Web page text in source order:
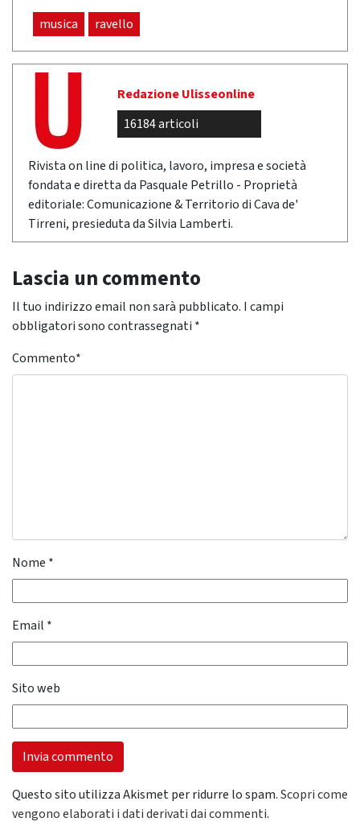
musica ravello
Redazione Ulisseonline
16184 articoli
Rivista on line di politica, lavoro, impresa e società
fondata e diretta da Pasquale Petrillo - Proprietà
editoriale: Comunicazione & Territorio di Cava de'
Tirreni, presieduta da Silvia Lamberti.
Lascia un commento
Il tuo indirizzo email non sarà pubblicato. I campi
obbligatori sono contrassegnati *
Commento*
Nome *
Email *
Sito web
Questo sito utilizza Akismet per ridurre lo spam.Scopri come
vengono elaborati i dati derivati dai commenti.